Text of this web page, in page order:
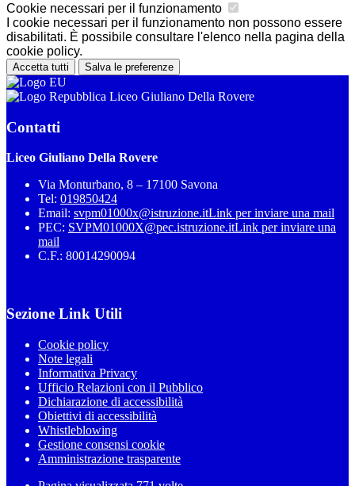
Cookie necessari per il funzionamento
I cookie necessari per il funzionamento non possono essere
disabilitati. È possibile consultare l'elenco nella pagina della
cookie policy.
Accetta tutti Salva le preferenze
Liceo Giuliano Della Rovere
Contatti
Liceo Giuliano Della Rovere
Via Monturbano, 8 – 17100 Savona
Tel: 019850424
Email: svpm01000x@istruzione.itLink per inviare una mail
PEC: SVPM01000X@pec.istruzione.itLink per inviare una
mail
C.F.: 80014290094
Sezione Link Utili
Cookie policy
Note legali
Informativa Privacy
Ufficio Relazioni con il Pubblico
Dichiarazione di accessibilità
Obiettivi di accessibilità
Whistleblowing
Gestione consensi cookie
Amministrazione trasparente